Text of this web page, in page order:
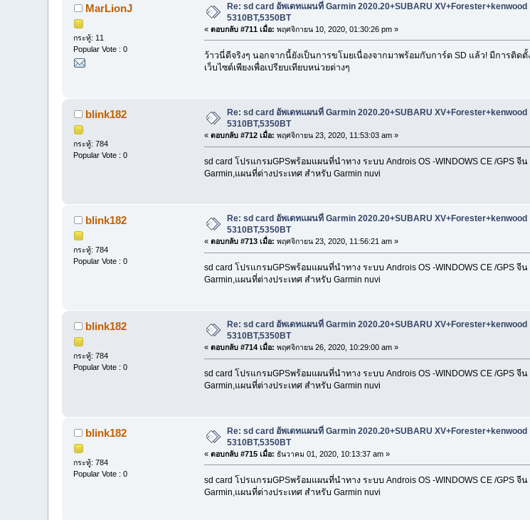
MarLionJ
กระทู้: 11
Popular Vote : 0
Re: sd card อัพเดทแผนที่ Garmin 2020.20+SUBARU XV+Forester+kenwood
5310BT,5350BT
« ตอบกลับ #711 เมื่อ: พฤศจิกายน 10, 2020, 01:30:26 pm »
ว้าวนี่ดีจริงๆ นอกจากนี้ยังเป็นการขโมยเนื่องจากมาพร้อมกับการ์ด SD แล้ว! มีการติ
เว็บไซต์เพียงเพื่อเปรียบเทียบหน่วยต่างๆ
blink182
กระทู้: 784
Popular Vote : 0
Re: sd card อัพเดทแผนที่ Garmin 2020.20+SUBARU XV+Forester+kenwood
5310BT,5350BT
« ตอบกลับ #712 เมื่อ: พฤศจิกายน 23, 2020, 11:53:03 am »
sd card โปรแกรมGPSพร้อมแผนที่นำทาง ระบบ Androis OS -WINDOWS CE /GPS
Garmin,แผนที่ต่างประเทศ สำหรับ Garmin nuvi
blink182
กระทู้: 784
Popular Vote : 0
Re: sd card อัพเดทแผนที่ Garmin 2020.20+SUBARU XV+Forester+kenwood
5310BT,5350BT
« ตอบกลับ #713 เมื่อ: พฤศจิกายน 23, 2020, 11:56:21 am »
sd card โปรแกรมGPSพร้อมแผนที่นำทาง ระบบ Androis OS -WINDOWS CE /GPS
Garmin,แผนที่ต่างประเทศ สำหรับ Garmin nuvi
blink182
กระทู้: 784
Popular Vote : 0
Re: sd card อัพเดทแผนที่ Garmin 2020.20+SUBARU XV+Forester+kenwood
5310BT,5350BT
« ตอบกลับ #714 เมื่อ: พฤศจิกายน 26, 2020, 10:29:00 am »
sd card โปรแกรมGPSพร้อมแผนที่นำทาง ระบบ Androis OS -WINDOWS CE /GPS
Garmin,แผนที่ต่างประเทศ สำหรับ Garmin nuvi
blink182
กระทู้: 784
Popular Vote : 0
Re: sd card อัพเดทแผนที่ Garmin 2020.20+SUBARU XV+Forester+kenwood
5310BT,5350BT
« ตอบกลับ #715 เมื่อ: ธันวาคม 01, 2020, 10:13:37 am »
sd card โปรแกรมGPSพร้อมแผนที่นำทาง ระบบ Androis OS -WINDOWS CE /GPS
Garmin,แผนที่ต่างประเทศ สำหรับ Garmin nuvi